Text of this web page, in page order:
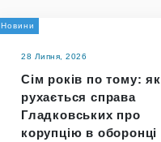
Новини
28 Липня, 2026
Сім років по тому: як
рухається справа
Гладковських про
корупцію в оборонці